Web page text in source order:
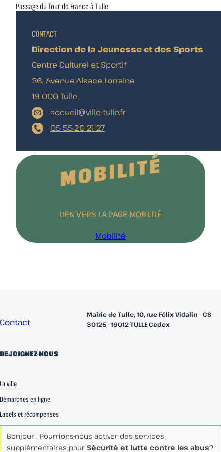
Passage du Tour de France à Tulle
CONTACT
Direction de la Jeunesse et des Sports
Centre Culturel et Sportif
36, Avenue Alsace Lorraine
19 000 Tulle
accueil@ville-tulle.fr
05 55 20 21 27
MOBILITÉ
LIEN VERS LA PAGE MOBILITÉ
Mobilité
Contact
Mairie de Tulle, 10, rue Félix Vidalin - CS
30125 - 19012 TULLE Cedex
REJOIGNEZ-NOUS
La ville
Démarches en ligne
Labels et récompenses
Recrutements
Espace Communication
Bonjour ! Pourrions-nous activer des services
supplémentaires pour Sécurité et lutte contre les abus?